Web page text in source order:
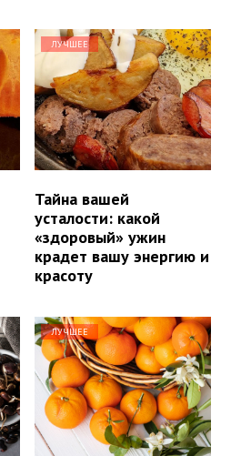
ЛУЧШЕЕ
Тайна вашей
усталости: какой
«здоровый» ужин
крадет вашу энергию и
красоту
ЛУЧШЕЕ